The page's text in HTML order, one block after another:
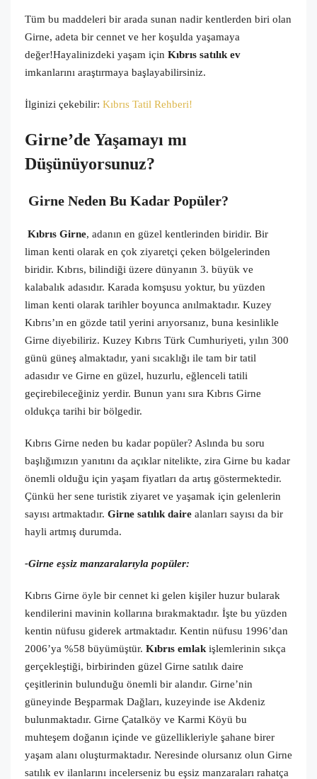
Tüm bu maddeleri bir arada sunan nadir kentlerden biri olan
Girne, adeta bir cennet ve her koşulda yaşamaya
değer!Hayalinizdeki yaşam için Kıbrıs satılık ev
imkanlarını araştırmaya başlayabilirsiniz.
İlginizi çekebilir: Kıbrıs Tatil Rehberi!
Girne’de Yaşamayı mı
Düşünüyorsunuz?
Girne Neden Bu Kadar Popüler?
Kıbrıs Girne, adanın en güzel kentlerinden biridir. Bir
liman kenti olarak en çok ziyaretçi çeken bölgelerinden
biridir. Kıbrıs, bilindiği üzere dünyanın 3. büyük ve
kalabalık adasıdır. Karada komşusu yoktur, bu yüzden
liman kenti olarak tarihler boyunca anılmaktadır. Kuzey
Kıbrıs’ın en gözde tatil yerini arıyorsanız, buna kesinlikle
Girne diyebiliriz. Kuzey Kıbrıs Türk Cumhuriyeti, yılın 300
günü güneş almaktadır, yani sıcaklığı ile tam bir tatil
adasıdır ve Girne en güzel, huzurlu, eğlenceli tatili
geçirebileceğiniz yerdir. Bunun yanı sıra Kıbrıs Girne
oldukça tarihi bir bölgedir.
Kıbrıs Girne neden bu kadar popüler? Aslında bu soru
başlığımızın yanıtını da açıklar nitelikte, zira Girne bu kadar
önemli olduğu için yaşam fiyatları da artış göstermektedir.
Çünkü her sene turistik ziyaret ve yaşamak için gelenlerin
sayısı artmaktadır. Girne satılık daire alanları sayısı da bir
hayli artmış durumda.
-Girne eşsiz manzaralarıyla popüler:
Kıbrıs Girne öyle bir cennet ki gelen kişiler huzur bularak
kendilerini mavinin kollarına bırakmaktadır. İşte bu yüzden
kentin nüfusu giderek artmaktadır. Kentin nüfusu 1996’dan
2006’ya %58 büyümüştür. Kıbrıs emlak işlemlerinin sıkça
gerçekleştiği, birbirinden güzel Girne satılık daire
çeşitlerinin bulunduğu önemli bir alandır. Girne’nin
güneyinde Beşparmak Dağları, kuzeyinde ise Akdeniz
bulunmaktadır. Girne Çatalköy ve Karmi Köyü bu
muhteşem doğanın içinde ve güzellikleriyle şahane birer
yaşam alanı oluşturmaktadır. Neresinde olursanız olun Girne
satılık ev ilanlarını incelerseniz bu eşsiz manzaraları rahatça